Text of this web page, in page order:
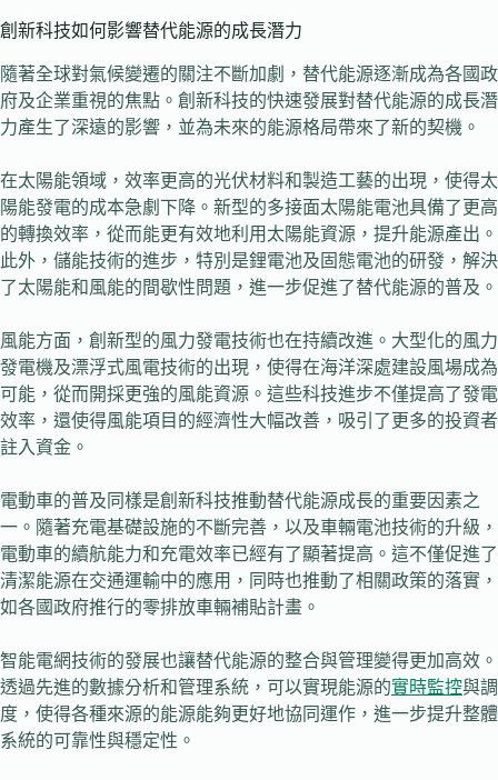
創新科技如何影響替代能源的成長潛力
隨著全球對氣候變遷的關注不斷加劇，替代能源逐漸成為各國政
府及企業重視的焦點。創新科技的快速發展對替代能源的成長潛
力產生了深遠的影響，並為未來的能源格局帶來了新的契機。
在太陽能領域，效率更高的光伏材料和製造工藝的出現，使得太
陽能發電的成本急劇下降。新型的多接面太陽能電池具備了更高
的轉換效率，從而能更有效地利用太陽能資源，提升能源產出。
此外，儲能技術的進步，特別是鋰電池及固態電池的研發，解決
了太陽能和風能的間歇性問題，進一步促進了替代能源的普及。
風能方面，創新型的風力發電技術也在持續改進。大型化的風力
發電機及漂浮式風電技術的出現，使得在海洋深處建設風場成為
可能，從而開採更強的風能資源。這些科技進步不僅提高了發電
效率，還使得風能項目的經濟性大幅改善，吸引了更多的投資者
註入資金。
電動車的普及同樣是創新科技推動替代能源成長的重要因素之
一。隨著充電基礎設施的不斷完善，以及車輛電池技術的升級，
電動車的續航能力和充電效率已經有了顯著提高。這不僅促進了
清潔能源在交通運輸中的應用，同時也推動了相關政策的落實，
如各國政府推行的零排放車輛補貼計畫。
智能電網技術的發展也讓替代能源的整合與管理變得更加高效。
透過先進的數據分析和管理系統，可以實現能源的實時監控與調
度，使得各種來源的能源能夠更好地協同運作，進一步提升整體
系統的可靠性與穩定性。